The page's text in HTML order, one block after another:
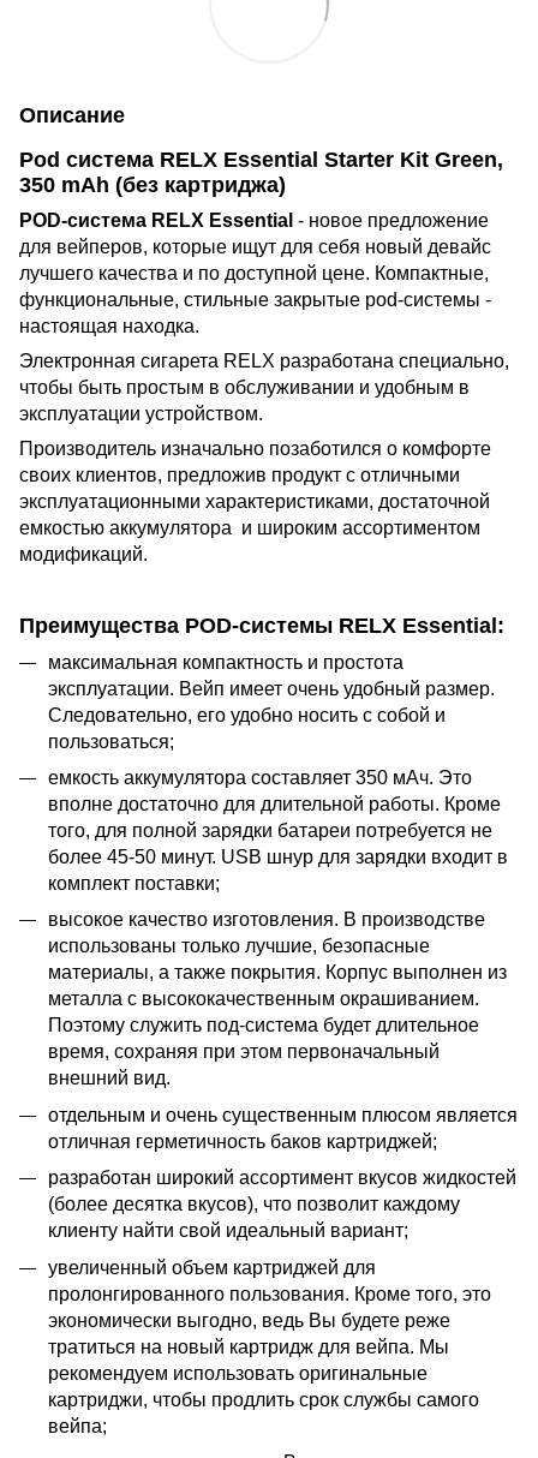
Описание
Pod система RELX Essential Starter Kit Green,
350 mAh (без картриджа)
POD-система RELX Essential - новое предложение
для вейперов, которые ищут для себя новый девайс
лучшего качества и по доступной цене. Компактные,
функциональные, стильные закрытые pod-системы -
настоящая находка.
Электронная сигарета RELX разработана специально,
чтобы быть простым в обслуживании и удобным в
эксплуатации устройством.
Производитель изначально позаботился о комфорте
своих клиентов, предложив продукт с отличными
эксплуатационными характеристиками, достаточной
емкостью аккумулятора и широким ассортиментом
модификаций.
Преимущества POD-системы RELX Essential:
максимальная компактность и простота
эксплуатации. Вейп имеет очень удобный размер.
Следовательно, его удобно носить с собой и
пользоваться;
емкость аккумулятора составляет 350 мАч. Это
вполне достаточно для длительной работы. Кроме
того, для полной зарядки батареи потребуется не
более 45-50 минут. USB шнур для зарядки входит в
комплект поставки;
высокое качество изготовления. В производстве
использованы только лучшие, безопасные
материалы, а также покрытия. Корпус выполнен из
металла с высококачественным окрашиванием.
Поэтому служить под-система будет длительное
время, сохраняя при этом первоначальный
внешний вид.
отдельным и очень существенным плюсом является
отличная герметичность баков картриджей;
разработан широкий ассортимент вкусов жидкостей
(более десятка вкусов), что позволит каждому
клиенту найти свой идеальный вариант;
увеличенный объем картриджей для
пролонгированного пользования. Кроме того, это
экономически выгодно, ведь Вы будете реже
тратиться на новый картридж для вейпа. Мы
рекомендуем использовать оригинальные
картриджи, чтобы продлить срок службы самого
вейпа;